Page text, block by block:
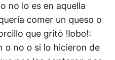
no lo es en aquella
comer un queso o
que gritó !lobo!:
o no o si lo hicieron de